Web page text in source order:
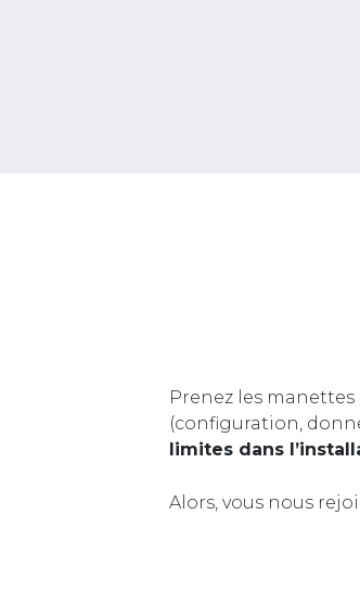
Prenez les
(configuration,
limites dans
Alors, vous nous